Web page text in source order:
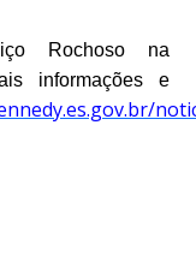
Rochoso na
informações e